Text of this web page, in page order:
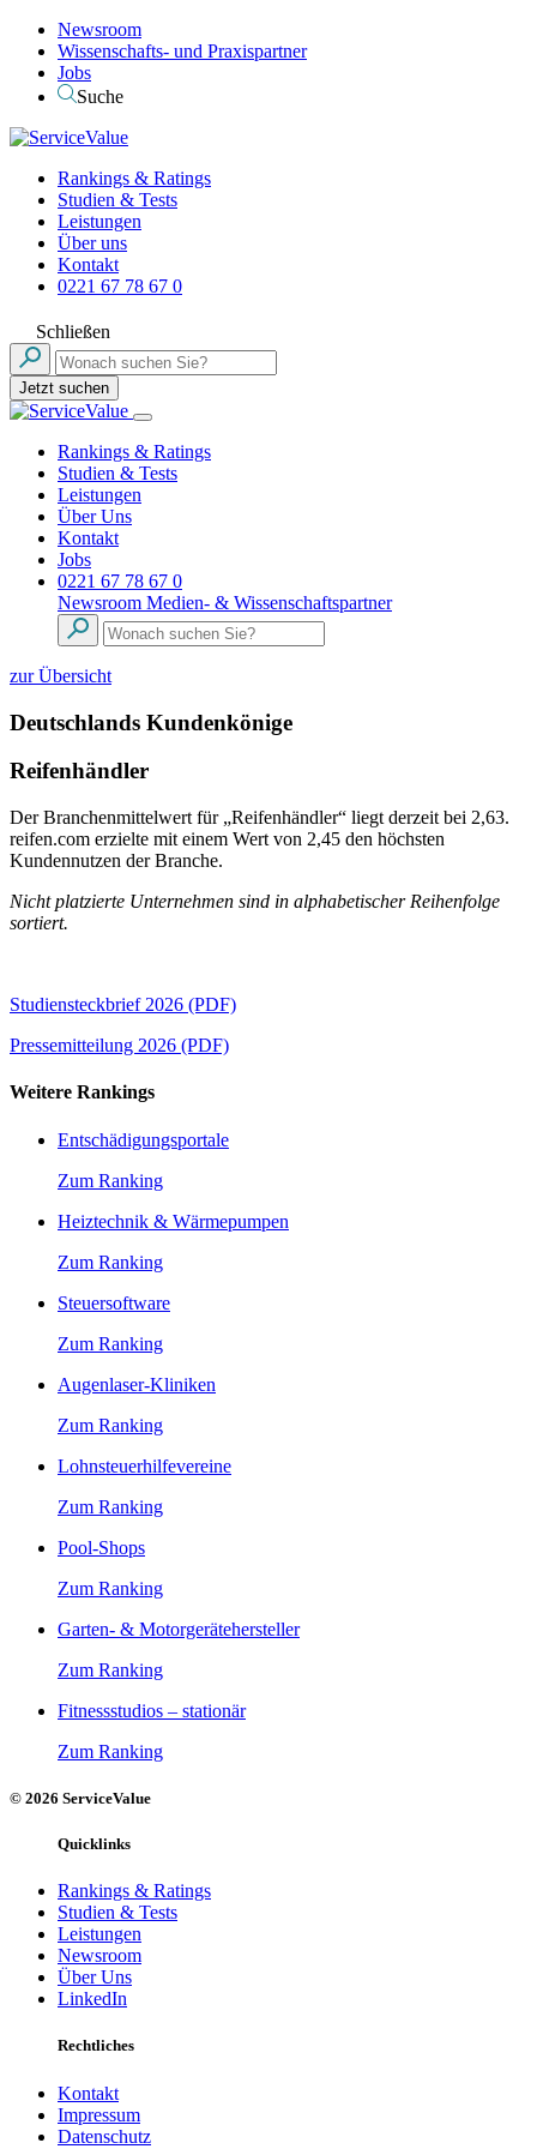
Newsroom
Wissenschafts- und Praxispartner
Jobs
Suche
Rankings & Ratings
Studien & Tests
Leistungen
Über uns
Kontakt
0221 67 78 67 0
Schließen
Jetzt suchen
Rankings & Ratings
Studien & Tests
Leistungen
Über Uns
Kontakt
Jobs
0221 67 78 67 0
Newsroom Medien- & Wissenschaftspartner
zur Übersicht
Deutschlands Kundenkönige
Reifenhändler
Der Branchenmittelwert für „Reifenhändler“ liegt derzeit bei 2,63.
reifen.com erzielte mit einem Wert von 2,45 den höchsten
Kundennutzen der Branche.
Nicht platzierte Unternehmen sind in alphabetischer Reihenfolge
sortiert.
Studiensteckbrief 2026 (PDF)
Pressemitteilung 2026 (PDF)
Weitere Rankings
Entschädigungsportale
Zum Ranking
Heiztechnik & Wärmepumpen
Zum Ranking
Steuersoftware
Zum Ranking
Augenlaser-Kliniken
Zum Ranking
Lohnsteuerhilfevereine
Zum Ranking
Pool-Shops
Zum Ranking
Garten- & Motorgerätehersteller
Zum Ranking
Fitnessstudios – stationär
Zum Ranking
© 2026 ServiceValue
Quicklinks
Rankings & Ratings
Studien & Tests
Leistungen
Newsroom
Über Uns
LinkedIn
Rechtliches
Kontakt
Impressum
Datenschutz